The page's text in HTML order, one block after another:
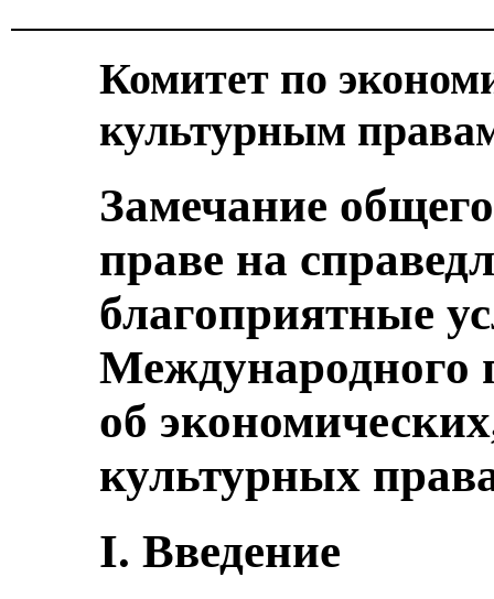
Комитет по
культурным
Замечание
праве на
благоприятные
Международного
об
культурных
I. Введение